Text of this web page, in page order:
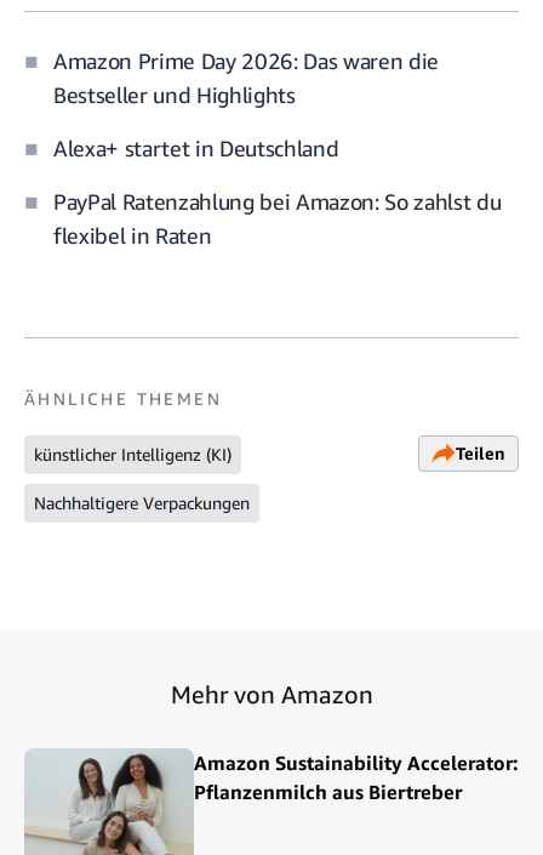
Amazon Prime Day 2026: Das waren die
Bestseller und Highlights
Alexa+ startet in Deutschland
PayPal Ratenzahlung bei Amazon: So zahlst du
flexibel in Raten
ÄHNLICHE THEMEN
künstlicher Intelligenz (KI)
Nachhaltigere Verpackungen
Teilen
Mehr von Amazon
Amazon Sustainability Accelerator:
Pflanzenmilch aus Biertreber